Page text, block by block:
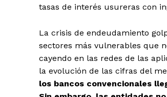
tasas de interés usureras con
La crisis de endeudamiento
sectores más vulnerables que
cayendo en las redes de las
la evolución de las cifras del
los bancos convencionales